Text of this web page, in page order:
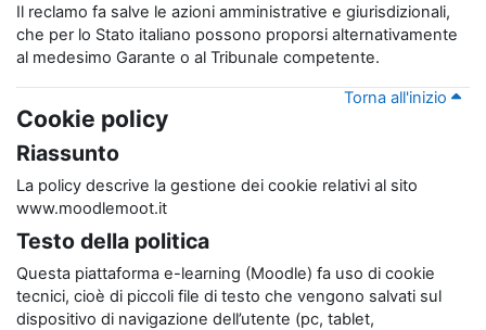
Il reclamo fa salve le azioni amministrative e giurisdizionali,
che per lo Stato italiano possono proporsi alternativamente
al medesimo Garante o al Tribunale competente.
Torna all'inizio
Cookie policy
Riassunto
La policy descrive la gestione dei cookie relativi al sito
www.moodlemoot.it
Testo della politica
Questa piattaforma e-learning (Moodle) fa uso di cookie
tecnici, cioè di piccoli file di testo che vengono salvati sul
dispositivo di navigazione dell’utente (pc, tablet,